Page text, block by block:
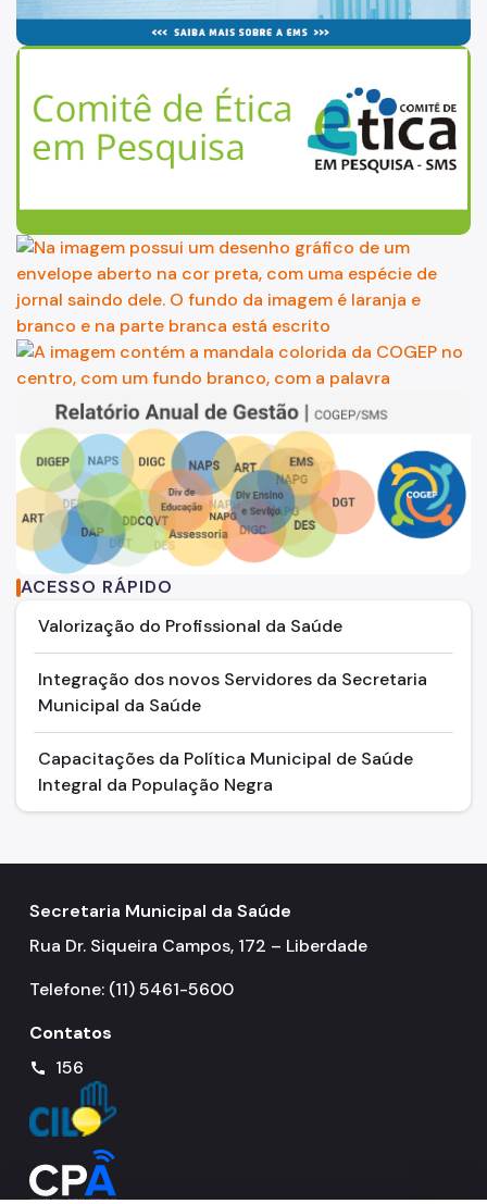
ACESSO RÁPIDO
Valorização do Profissional da Saúde
Integração dos novos Servidores da Secretaria
Municipal da Saúde
Capacitações da Política Municipal de Saúde
Integral da População Negra
Secretaria Municipal da Saúde
Rua Dr. Siqueira Campos, 172 – Liberdade
Telefone: (11) 5461-5600
Contatos
call 156